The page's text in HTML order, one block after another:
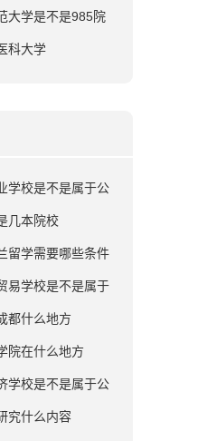
大学是不是985院
科大学
学校是不是属于公
几本院校
留学需要哪些条件
易学校是不是属于
都什么地方
院在什么地方
学校是不是属于公
究什么内容